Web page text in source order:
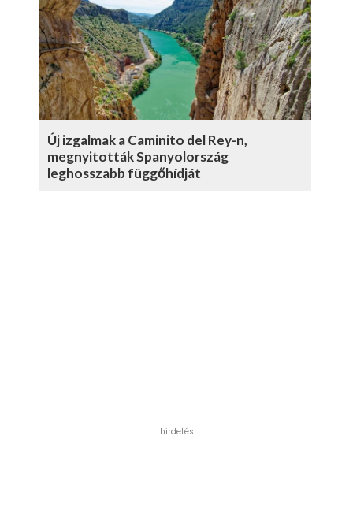
Új izgalmak a Caminito del Rey-n,
megnyitották Spanyolország
leghosszabb függőhídját
hirdetés